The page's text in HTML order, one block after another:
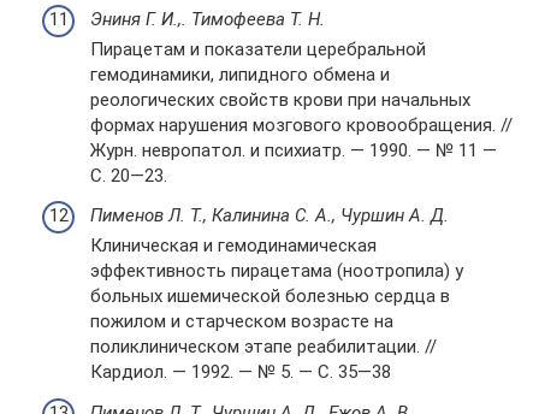
Эниня Г. И.,. Тимофеева Т. Н.
Пирацетам и показатели церебральной
гемодинамики, липидного обмена и
реологических свойств крови при начальных
формах нарушения мозгового кровообращения. //
Журн. невропатол. и психиатр. — 1990. — № 11 —
С. 20—23.
Пименов Л. Т., Калинина С. А., Чуршин А. Д.
Клиническая и гемодинамическая
эффективность пирацетама (ноотропила) у
больных ишемической болезнью сердца в
пожилом и старческом возрасте на
поликлиническом этапе реабилитации. //
Кардиол. — 1992. — № 5. — С. 35—38